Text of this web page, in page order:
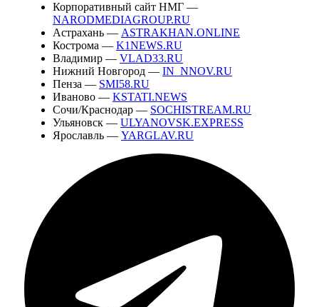
Корпоративный сайт НМГ —
NARODMEDIAGROUP.RU
Астрахань — ASTRAKHAN.ONLINE
Кострома — K1NEWS.RU
Владимир — VLAD33.RU
Нижний Новгород — IN_NNOV.RU
Пенза — SMI58.RU
Иваново — KSTATI.NEWS
Сочи/Краснодар — SOCHISTREAM.RU
Ульяновск — ULYANOVSK.EXPRESS
Ярославль — YARGLAV.RU